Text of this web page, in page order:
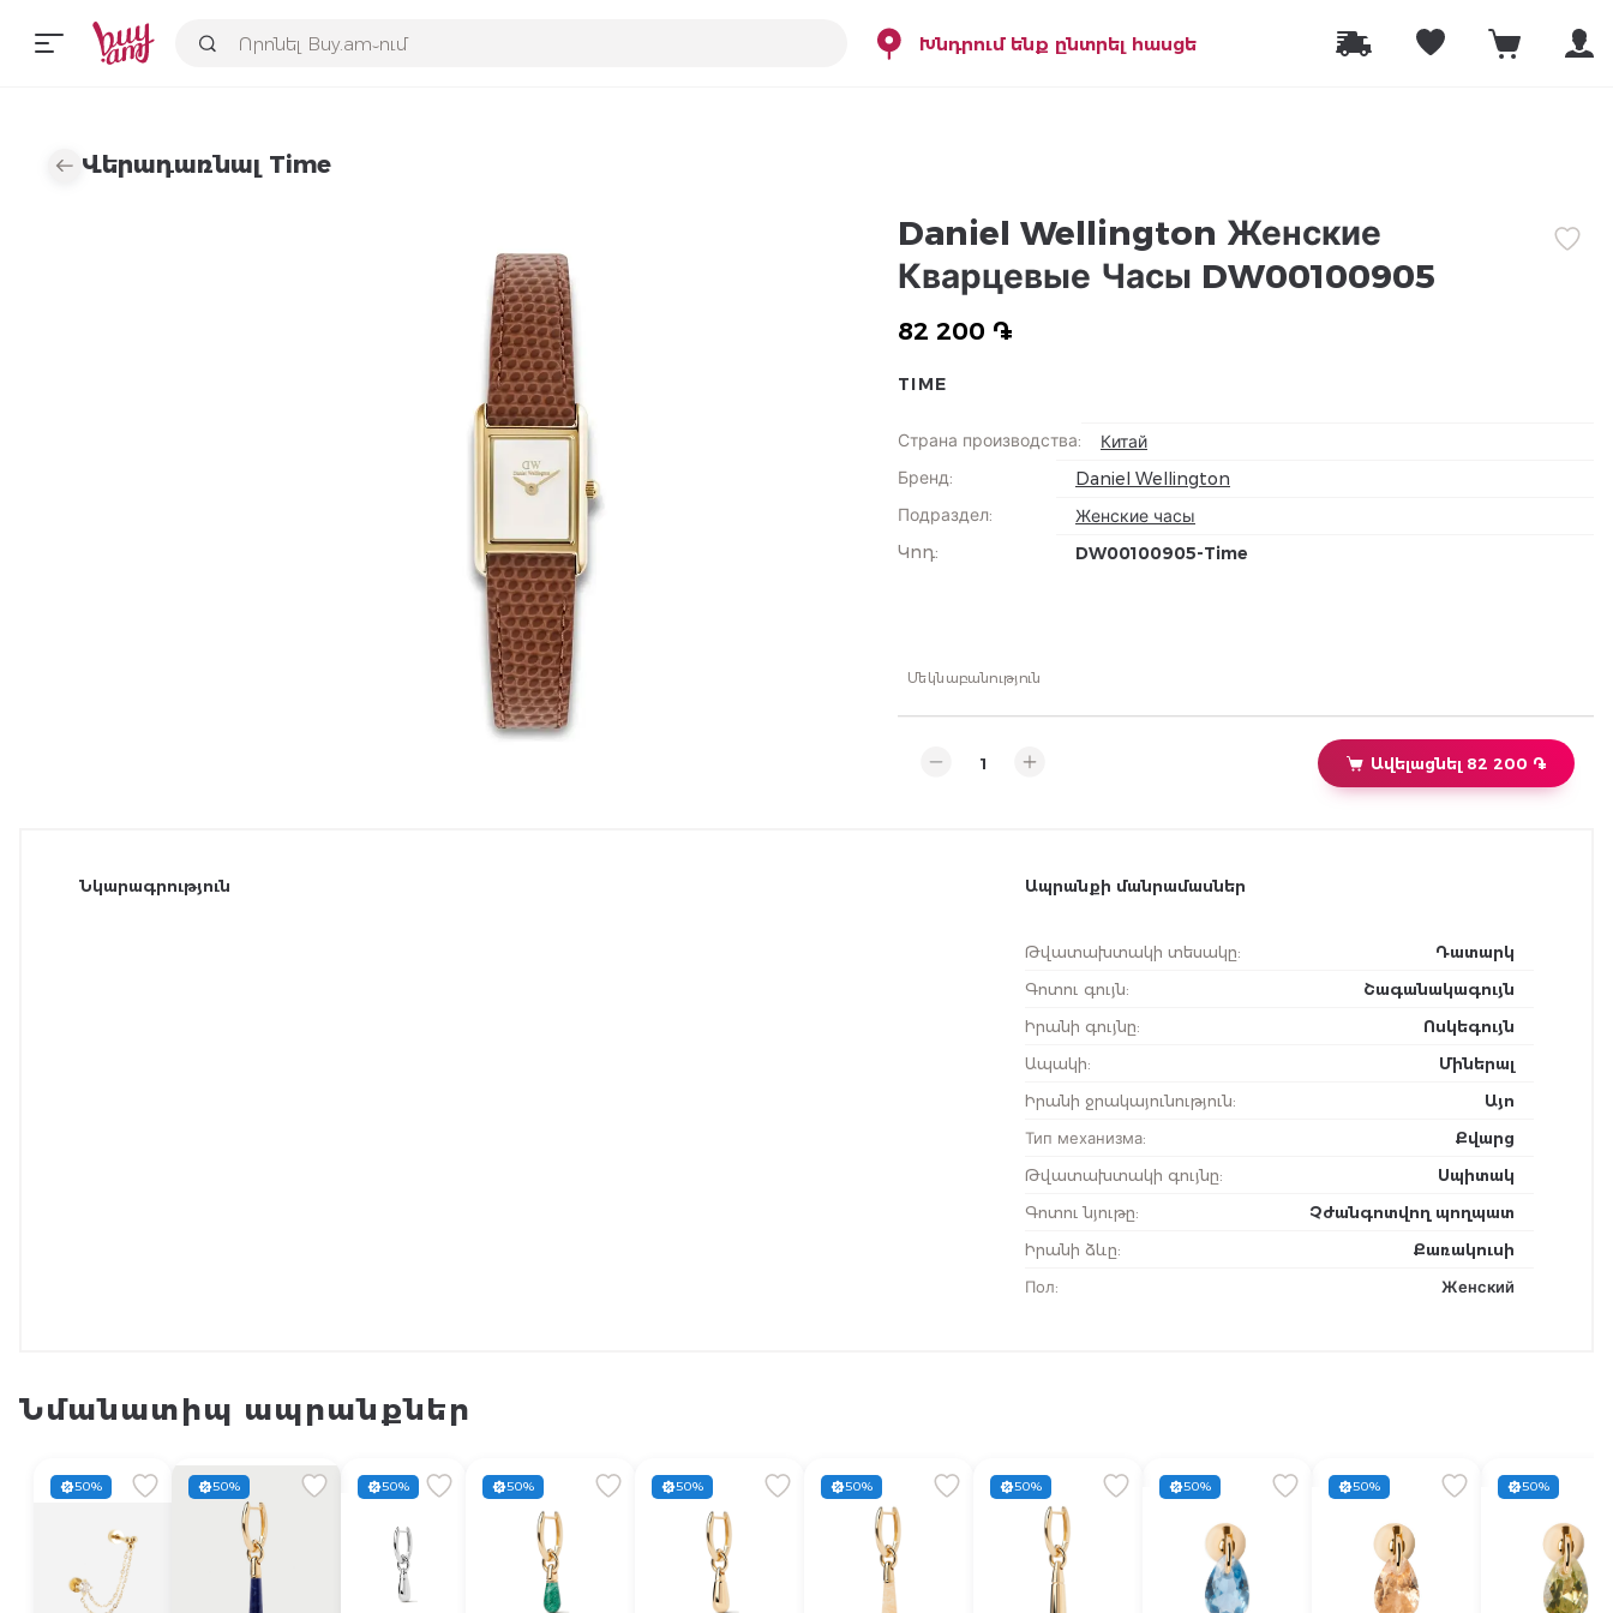
Խնդրում ենք ընտրել հասցե
Վերադառնալ Time
Daniel Wellington Женские
Кварцевые Часы DW00100905
82 200 ֏
TIME
Страна производства:
Китай
Бренд:
Daniel Wellington
Подраздел:
Женские часы
Կոդ: DW00100905-Time
Մեկնաբանություն
Ավելացնել 82 200 ֏
Նկարագրություն Ապրանքի մանրամասներ
Թվատախտակի տեսակը:
Դատարկ
Գոտու գույն:
Շագանակագույն
Իրանի գույնը:
Ոսկեգույն
Ապակի:
Միներալ
Իրանի ջրակայունություն:
Այո
Тип механизма:
Քվարց
Թվատախտակի գույնը:
Սպիտակ
Գոտու նյութը:
Չժանգոտվող պողպատ
Իրանի ձևը:
Քառակուսի
Пол: Женский
Նմանատիպ ապրանքներ
50% 50% 50% 50% 50% 50% 50% 50% 50% 50%